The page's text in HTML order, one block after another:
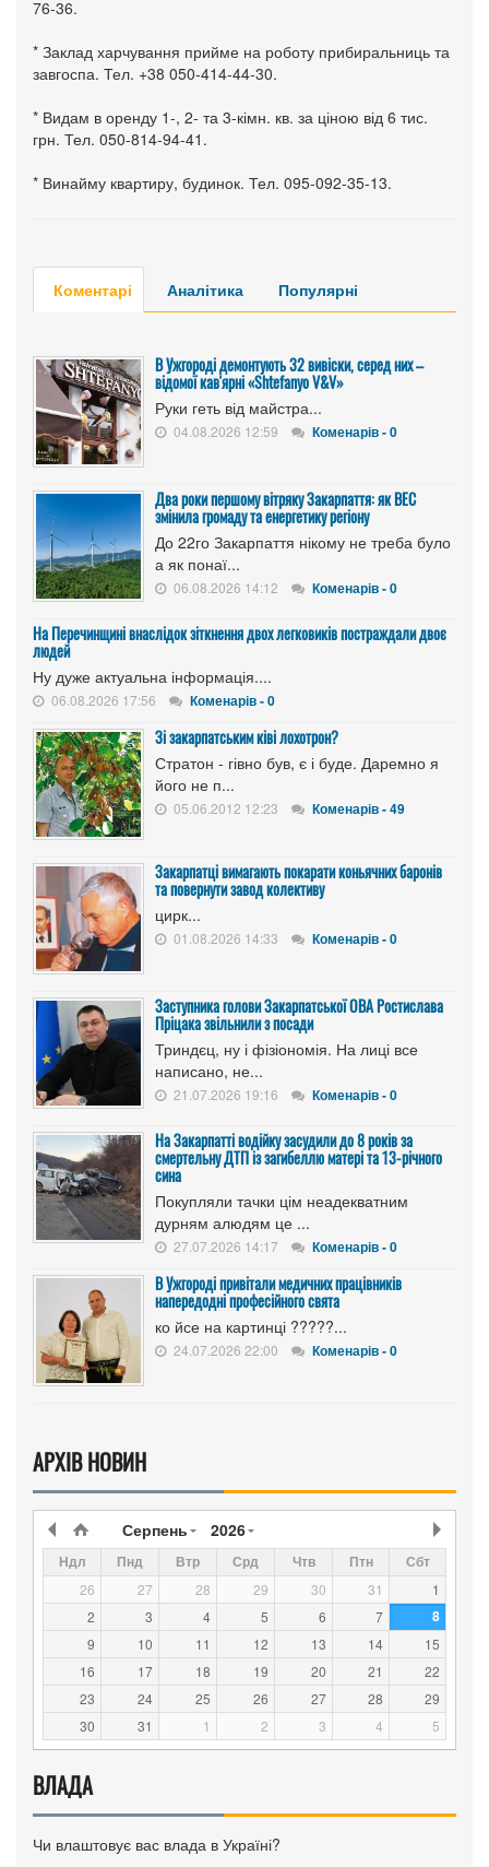
76-36.
* Заклад харчування прийме на роботу прибиральниць та
завгоспа. Тел. +38 050-414-44-30.
* Видам в оренду 1-, 2- та 3-кімн. кв. за ціною від 6 тис.
грн. Тел. 050-814-94-41.
* Винайму квартиру, будинок. Тел. 095-092-35-13.
Коментарі Аналітика Популярні
В Ужгороді демонтують 32 вивіски, серед них –
відомої кав'ярні «Shtefanyo V&V»
Руки геть від майстра...
04.08.2026 12:59 Коменарів - 0
Два роки першому вітряку Закарпаття: як ВЕС
змінила громаду та енергетику регіону
До 22го Закарпаття нікому не треба було
а як понаї...
06.08.2026 14:12 Коменарів - 0
На Перечинщині внаслідок зіткнення двох легковиків постраждали двоє
людей
Ну дуже актуальна інформація....
06.08.2026 17:56 Коменарів - 0
Зі закарпатським ківі лохотрон?
Стратон - гівно був, є і буде. Даремно я
його не п...
05.06.2012 12:23 Коменарів - 49
Закарпатці вимагають покарати коньячних баронів
та повернути завод колективу
цирк...
01.08.2026 14:33 Коменарів - 0
Заступника голови Закарпатської ОВА Ростислава
Пріцака звільнили з посади
Триндєц, ну і фізіономія. На лиці все
написано, не...
21.07.2026 19:16 Коменарів - 0
На Закарпатті водійку засудили до 8 років за
смертельну ДТП із загибеллю матері та 13-річного
сина
Покупляли тачки цім неадекватним
дурням алюдям це ...
27.07.2026 14:17 Коменарів - 0
В Ужгороді привітали медичних працівників
напередодні професійного свята
ко йсе на картинці ?????...
24.07.2026 22:00 Коменарів - 0
АРХІВ НОВИН
Серпень 2026
Ндл Пнд Втр Срд Чтв Птн Сбт
26 27 28 29 30 31
1
2
3 4 5 6 7 8
9 10 11 12 13 14
15
16
17 18 19 20 21
22
23
24 25 26 27 28
29
30
31 1 2 3 4 5
ВЛАДА
Чи влаштовує вас влада в Україні?